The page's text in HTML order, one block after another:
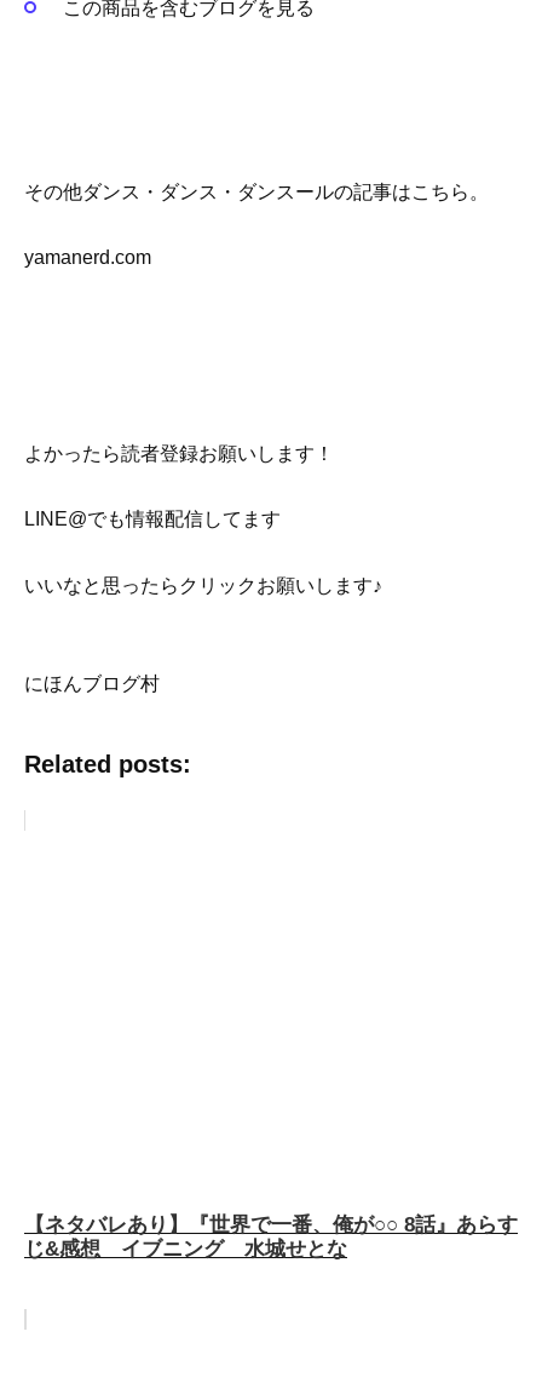
この商品を含むブログを見る
その他ダンス・ダンス・ダンスールの記事はこちら。
yamanerd.com
よかったら読者登録お願いします！
LINE@でも情報配信してます
いいなと思ったらクリックお願いします♪
にほんブログ村
Related posts:
【ネタバレあり】『世界で一番、俺が○○ 8話』あらす
じ&感想 イブニング 水城せとな